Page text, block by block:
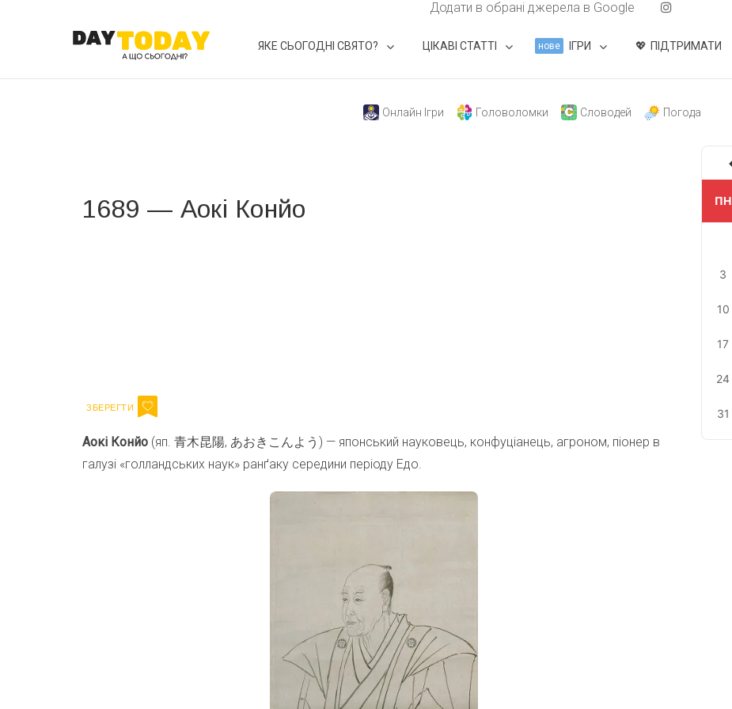
Додати в обрані джерела в Google
ЯКЕ СЬОГОДНІ СВЯТО? ЦІКАВІ СТАТТІ нове ІГРИ ПІДТРИМАТИ
Онлайн Ігри Головоломки Словодей Погода
1689 — Аокі Конйо
Аокі Конйо (яп. 青木昆陽, あおきこんよう) — японський науковець, конфуціанець, агроном, піонер в
галузі «голландських наук» ранґаку середини періоду Едо.
ПН
3
10
17
24
31